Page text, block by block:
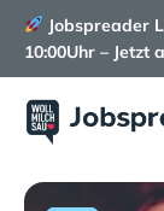
Jobspreader
10:00Uhr – Jetzt